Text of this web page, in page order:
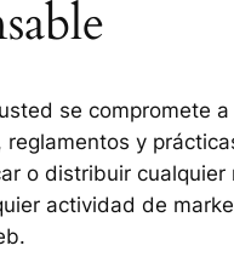
se compromete
reglamentos y
o distribuir
actividad de